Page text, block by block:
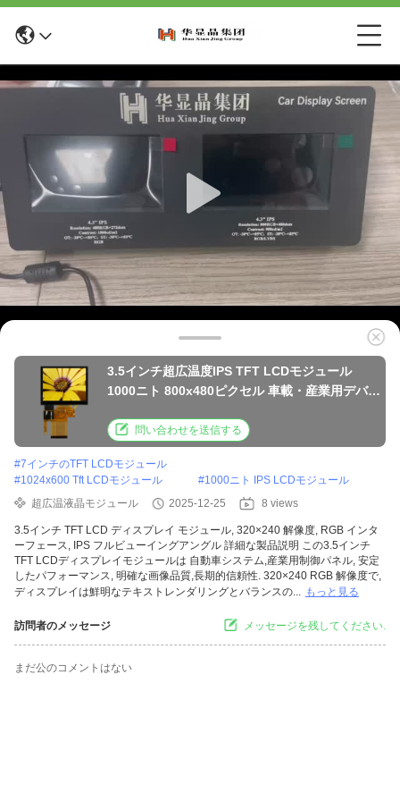
3.5インチ超広温度IPS TFT LCDモジュール
1000ニト 800x480ピクセル 車載・産業用デバイ
問い合わせを送信する
#7インチのTFT LCDモジュール
#1024x600 Tft LCDモジュール #1000ニト IPS LCDモジュール
超広温液晶モジュール
2025-12-25 8 views
3.5インチ TFT LCD ディスプレイ モジュール, 320×240 解像度, RGB インタ
ーフェース, IPS フルビューイングアングル 詳細な製品説明 この3.5インチ
TFT LCDディスプレイモジュールは 自動車システム,産業用制御パネル, 安定
したパフォーマンス, 明確な画像品質,長期的信頼性. 320×240 RGB 解像度で,
ディスプレイは鮮明なテキストレンダリングとバランスの... もっと見る
訪問者のメッセージ メッセージを残してください.
まだ公のコメントはない